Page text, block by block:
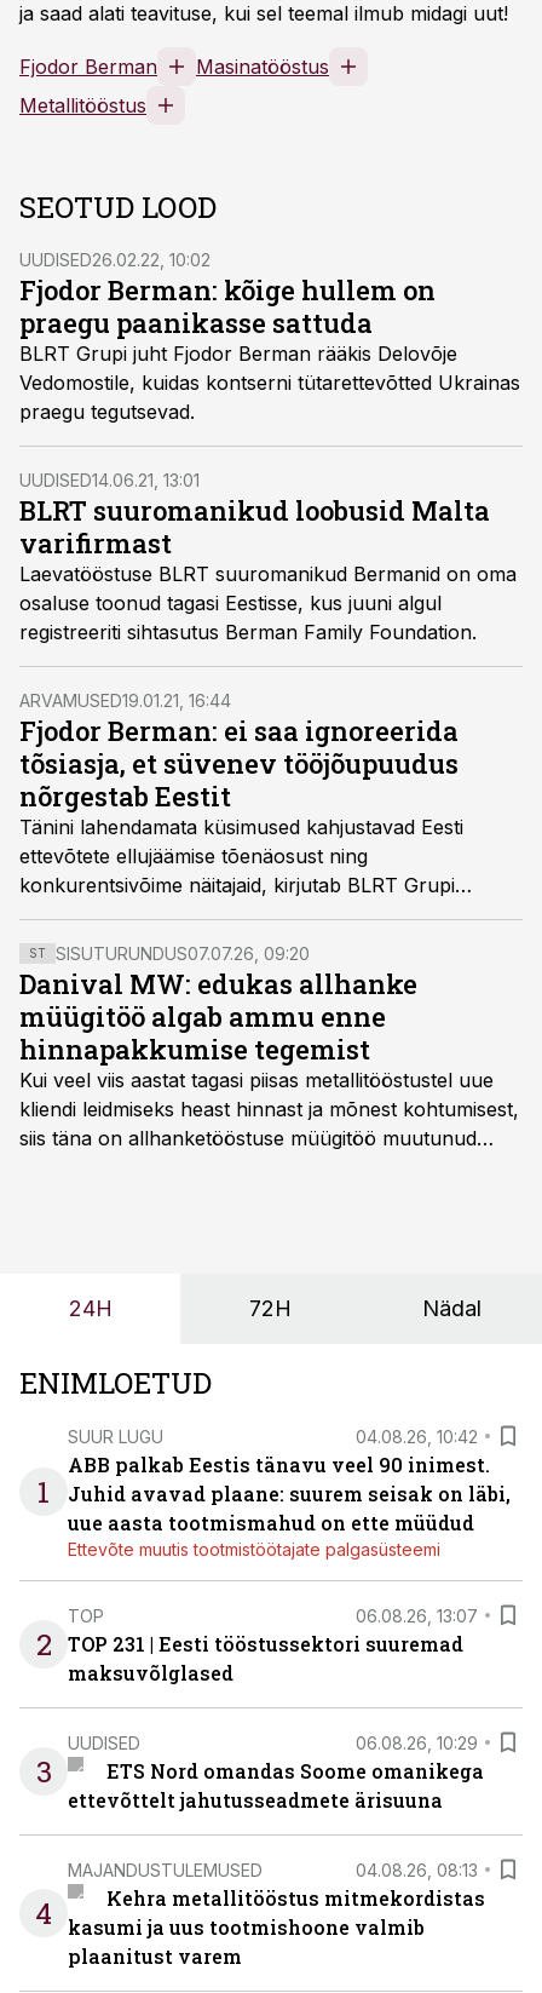
ja saad alati teavituse, kui sel teemal ilmub midagi uut!
Fjodor Berman
Masinatööstus
Metallitööstus
SEOTUD LOOD
UUDISED26.02.22, 10:02
Fjodor Berman: kõige hullem on
praegu paanikasse sattuda
BLRT Grupi juht Fjodor Berman rääkis Delovõje
Vedomostile, kuidas kontserni tütarettevõtted Ukrainas
praegu tegutsevad.
UUDISED14.06.21, 13:01
BLRT suuromanikud loobusid Malta
varifirmast
Laevatööstuse BLRT suuromanikud Bermanid on oma
osaluse toonud tagasi Eestisse, kus juuni algul
registreeriti sihtasutus Berman Family Foundation.
ARVAMUSED19.01.21, 16:44
Fjodor Berman: ei saa ignoreerida
tõsiasja, et süvenev tööjõupuudus
nõrgestab Eestit
Tänini lahendamata küsimused kahjustavad Eesti
ettevõtete ellujäämise tõenäosust ning
konkurentsivõime näitajaid, kirjutab BLRT Grupi
juhatuse esimees Fjodor Berman vastuses Äripäeva
arvamusliidrite küsitlusele.
ST SISUTURUNDUS07.07.26, 09:20
Danival MW: edukas allhanke
müügitöö algab ammu enne
hinnapakkumise tegemist
Kui veel viis aastat tagasi piisas metallitööstustel uue
kliendi leidmiseks heast hinnast ja mõnest kohtumisest,
siis täna on allhanketööstuse müügitöö muutunud
24H 72H Nädal
ENIMLOETUD
1
SUUR LUGU 04.08.26, 10:42
ABB palkab Eestis tänavu veel 90 inimest.
Juhid avavad plaane: suurem seisak on läbi,
uue aasta tootmismahud on ette müüdud
Ettevõte muutis tootmistöötajate palgasüsteemi
2
TOP 06.08.26, 13:07
TOP 231 | Eesti tööstussektori suuremad
maksuvõlglased
3
UUDISED 06.08.26, 10:29
ETS Nord omandas Soome omanikega
ettevõttelt jahutusseadmete ärisuuna
4
MAJANDUSTULEMUSED 04.08.26, 08:13
Kehra metallitööstus mitmekordistas
kasumi ja uus tootmishoone valmib
plaanitust varem